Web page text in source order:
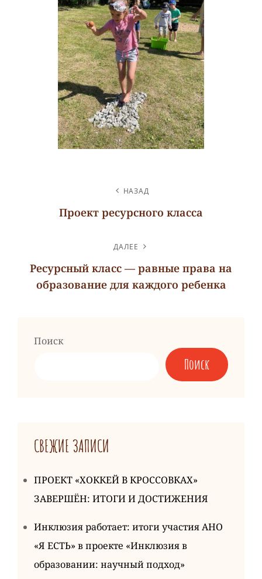
ЗАПИСЯМ
НАЗАД
Проект ресурсного класса
ДАЛЕЕ
Ресурсный класс — равные права на
образование для каждого ребенка
Поиск
Поиск
СВЕЖИЕ ЗАПИСИ
ПРОЕКТ «ХОККЕЙ В КРОССОВКАХ»
ЗАВЕРШЁН: ИТОГИ И ДОСТИЖЕНИЯ
Инклюзия работает: итоги участия АНО
«Я ЕСТЬ» в проекте «Инклюзия в
образовании: научный подход»